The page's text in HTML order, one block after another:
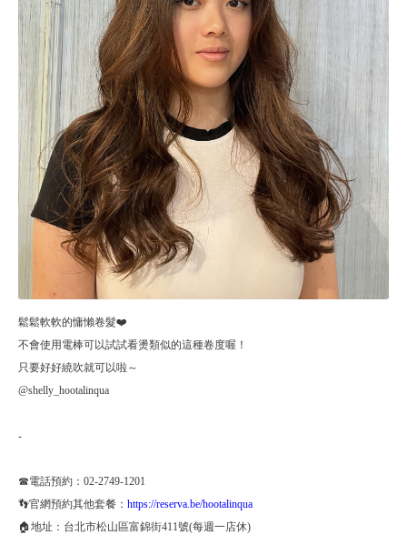
鬆鬆軟軟的慵懶卷髮❤️
不會使用電棒可以試試看燙類似的這種卷度喔！
只要好好繞吹就可以啦～
@shelly_hootalinqua
-
☎電話預約：02-2749-1201
👣官網預約其他套餐： https://reserva.be/hootalinqua
🏠地址：台北市松山區富錦街411號(每週一店休)